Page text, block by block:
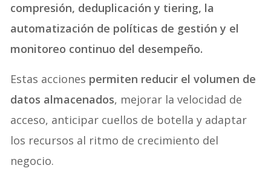
compresión, deduplicación y tiering, la
automatización de políticas de gestión y el
monitoreo continuo del desempeño.
Estas acciones permiten reducir el volumen de
datos almacenados, mejorar la velocidad de
acceso, anticipar cuellos de botella y adaptar
los recursos al ritmo de crecimiento del
negocio.